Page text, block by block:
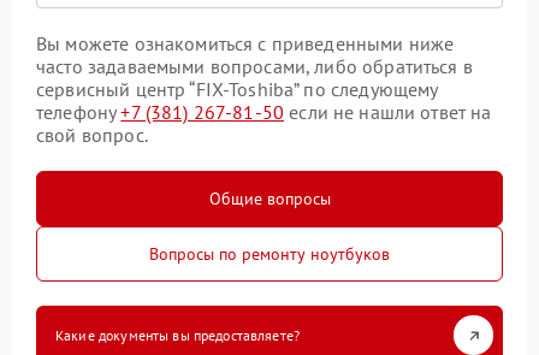
Вы можете ознакомиться с приведенными ниже
часто задаваемыми вопросами, либо обратиться в
сервисный центр “FIX-Toshiba” по следующему
телефону+7 (381) 267-81-50 если не нашли ответ на
свой вопрос.
Общие вопросы
Вопросы по ремонту ноутбуков
Какие документы вы предоставляете?